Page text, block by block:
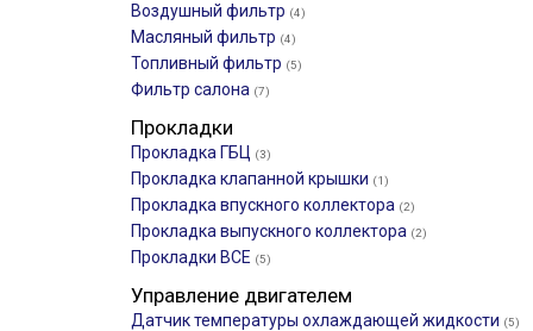
Воздушный фильтр (4)
Масляный фильтр (4)
Топливный фильтр (5)
Фильтр салона (7)
Прокладки
Прокладка ГБЦ (3)
Прокладка клапанной крышки (1)
Прокладка впускного коллектора (2)
Прокладка выпускного коллектора (2)
Прокладки ВСЕ (5)
Управление двигателем
Датчик температуры охлаждающей жидкости (5)